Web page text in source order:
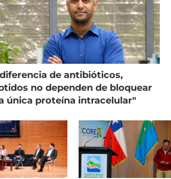
de antibióticos,
no dependen de bloquear
única proteína intracelular"